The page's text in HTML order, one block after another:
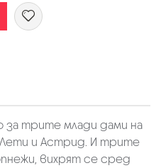
за трите млади дами на
Лети и Астрид. И трите
вихрят се сред